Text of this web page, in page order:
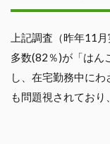
上記調査（昨年11
多数(82％)が「はん
し、在宅勤務中に
も問題視されており